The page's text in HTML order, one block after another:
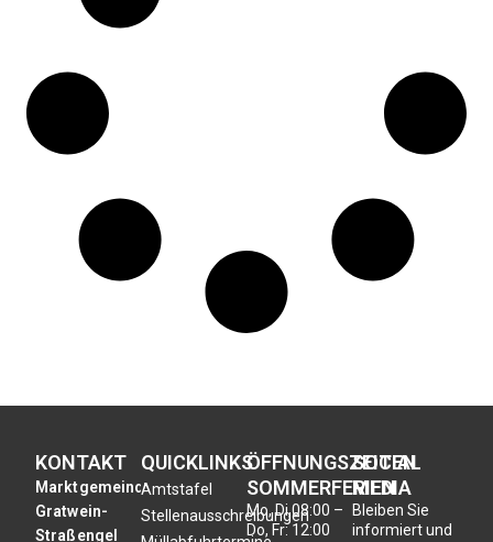
KONTAKT
Marktgemeinde
Gratwein-
Straßengel
QUICKLINKS
Amtstafel
Stellenausschreibungen
ÖFFNUNGSZEITEN
SOMMERFERIEN
Mo, Di,
Do, Fr:
08:00 –
12:00
SOCIAL
MEDIA
Bleiben Sie
informiert und